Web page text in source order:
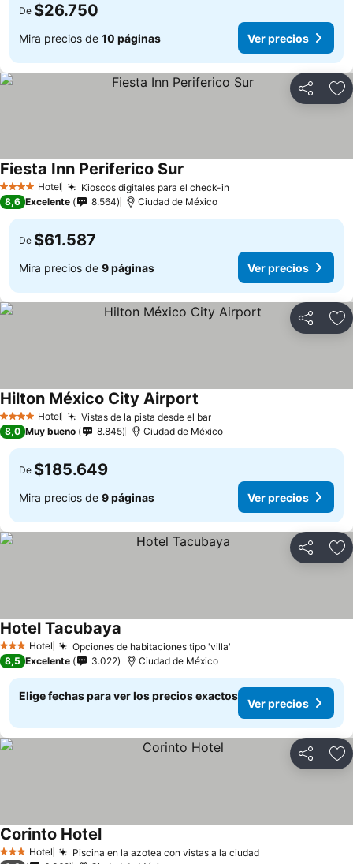
De $26.750
Mira precios de 10 páginas Ver precios
Compartir
4 EstrellasHotel Kioscos digitales para el check-in
Fiesta Inn Periferico Sur
8,6 Excelente 8.564 Ciudad de México
De $61.587
Mira precios de 9 páginas Ver precios
Compartir
4 EstrellasHotel Vistas de la pista desde el bar
Hilton México City Airport
8,0 Muy bueno 8.845 Ciudad de México
De $185.649
Mira precios de 9 páginas Ver precios
Compartir
3 Estrellas
Hotel Opciones de habitaciones tipo 'villa'
Hotel Tacubaya
8,5 Excelente 3.022 Ciudad de México
Elige fechas para ver los precios exactos
Ver precios
Compartir
3 Estrellas
Hotel Piscina en la azotea con vistas a la ciudad
Corinto Hotel